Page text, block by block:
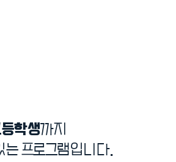
학생까지
는 프로그램입니다.